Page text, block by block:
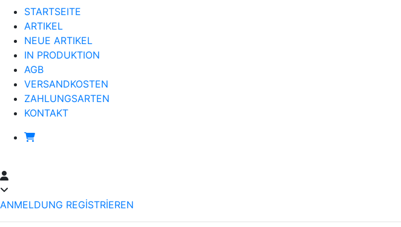
STARTSEITE
ARTIKEL
NEUE ARTIKEL
IN PRODUKTION
AGB
VERSANDKOSTEN
ZAHLUNGSARTEN
KONTAKT
ANMELDUNG REGİSTRİEREN